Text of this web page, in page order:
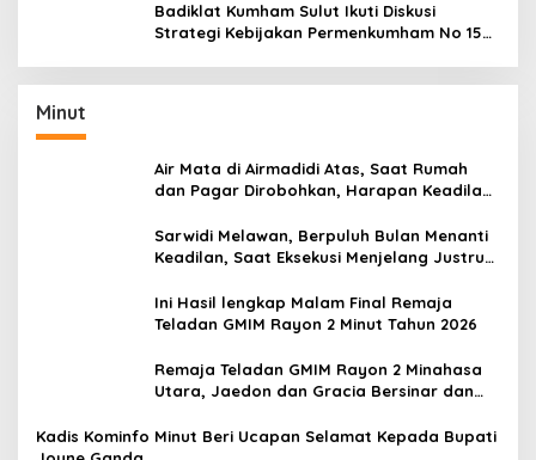
Badiklat Kumham Sulut Ikuti Diskusi
Strategi Kebijakan Permenkumham No 15
Minut
Air Mata di Airmadidi Atas, Saat Rumah
dan Pagar Dirobohkan, Harapan Keadilan
Sarwidi Melawan, Berpuluh Bulan Menanti
Keadilan, Saat Eksekusi Menjelang Justru
Ini Hasil lengkap Malam Final Remaja
Teladan GMIM Rayon 2 Minut Tahun 2026
Remaja Teladan GMIM Rayon 2 Minahasa
Utara, Jaedon dan Gracia Bersinar dan
Kadis Kominfo Minut Beri Ucapan Selamat Kepada Bupati